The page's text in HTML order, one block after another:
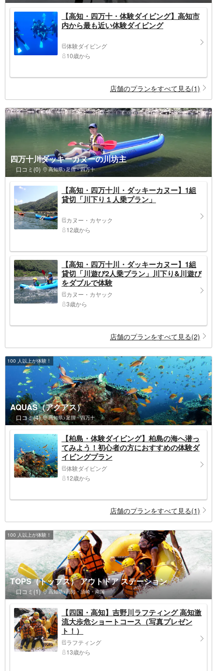
【高知・四万十・体験ダイビング】高知市
内から最も近い体験ダイビング
体験ダイビング
10歳から
店舗のプランをすべて見る(1)
四万十川ダッキーカヌーの川坊主
口コミ(0) 高知県>足摺・四万十
【高知・四万十川・ダッキーカヌー】1組
貸切「川下り１人乗プラン」
カヌー・カヤック
12歳から
【高知・四万十川・ダッキーカヌー】1組
貸切「川遊び2人乗プラン」川下り&川遊び
をダブルで体験
カヌー・カヤック
3歳から
店舗のプランをすべて見る(2)
100 人以上が体験！
AQUAS（アクアス）
口コミ(4) 高知県>足摺・四万十
【柏島・体験ダイビング】柏島の海へ潜っ
てみよう！初心者の方におすすめの体験ダ
イビングプラン
体験ダイビング
12歳から
店舗のプランをすべて見る(1)
100 人以上が体験！
TOPS（トップス） アウトドア ステーション
口コミ(1) 高知県>高知・須崎・南国
【四国・高知】吉野川ラフティング 高知激
流大歩危ショートコース（写真プレゼン
ト！）
ラフティング
13歳から